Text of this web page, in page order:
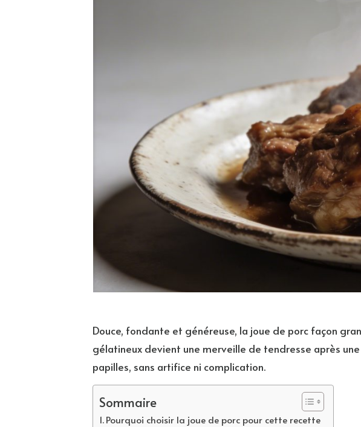
Douce, fondante et généreuse, la joue de porc façon
gélatineux devient une merveille de tendresse après
papilles, sans artifice ni complication.
Sommaire
Pourquoi choisir la joue de porc pour cette recette